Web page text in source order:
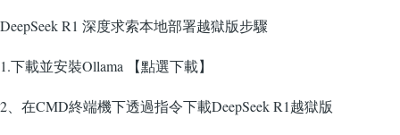
DeepSeek R1 深度求索本地部署越獄版步驟
1.下載並安裝Ollama 【點選下載】
2、在CMD終端機下透過指令下載DeepSeek R1越獄版